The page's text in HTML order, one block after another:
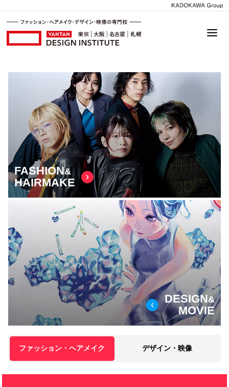
FASHION&
HAIRMAKE
DESIGN&
MOVIE
ファッション・ヘアメイク デザイン・映像